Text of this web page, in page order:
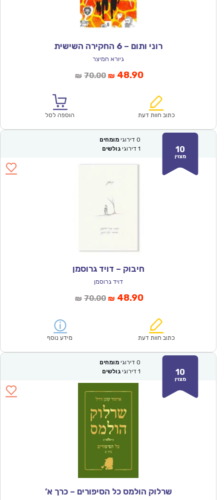
רוני ותום – 6 החקירה השישית
גיורא חמיצר
₪ 70.00המחיר
₪70.00.
₪ 48.90המחיר
הוא:
כתוב חוות דעת הוספה לסל
10
מצוין
0 דירוגי מומחים
1 דירוגי גולשים
חיבוק – דויד גרוסמן
דויד גרוסמן
₪ 70.00המחיר
₪70.00.
₪ 48.90המחיר
הוא:
כתוב חוות דעת מידע נוסף
10
מצוין
0 דירוגי מומחים
1 דירוגי גולשים
שרלוק הולמס כל הסיפורים – כרך א’